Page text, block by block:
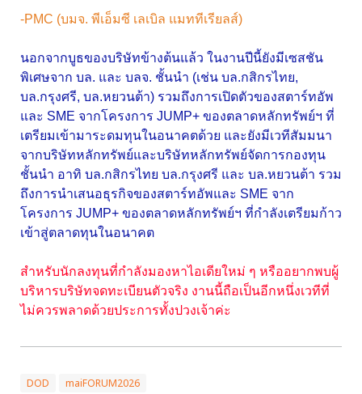
-PMC (บมจ. พีเอ็มซี เลเบิล แมททีเรียลส์)
นอกจากบูธของบริษัทข้างต้นแล้ว ในงานปีนี้ยังมีเซสชัน
พิเศษจาก บล. และ บลจ. ชั้นนำ (เช่น บล.กสิกรไทย,
บล.กรุงศรี, บล.หยวนต้า) รวมถึงการเปิดตัวของสตาร์ทอัพ
และ SME จากโครงการ JUMP+ ของตลาดหลักทรัพย์ฯ ที่
เตรียมเข้ามาระดมทุนในอนาคตด้วย และยังมีเวทีสัมมนา
จากบริษัทหลักทรัพย์และบริษัทหลักทรัพย์จัดการกองทุน
ชั้นนำ อาทิ บล.กสิกรไทย บล.กรุงศรี และ บล.หยวนต้า รวม
ถึงการนำเสนอธุรกิจของสตาร์ทอัพและ SME จาก
โครงการ JUMP+ ของตลาดหลักทรัพย์ฯ ที่กำลังเตรียมก้าว
เข้าสู่ตลาดทุนในอนาคต
สำหรับนักลงทุนที่กำลังมองหาไอเดียใหม่ ๆ หรืออยากพบผู้
บริหารบริษัทจดทะเบียนตัวจริง งานนี้ถือเป็นอีกหนึ่งเวทีที่
ไม่ควรพลาดด้วยประการทั้งปวงเจ้าค่ะ
DOD maiFORUM2026